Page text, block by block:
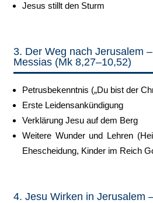
Jesus stillt den Sturm
3. Der Weg nach Jerusalem
Messias (Mk 8,27–10,52)
Petrusbekenntnis („Du bist der
Erste Leidensankündigung
Verklärung Jesu auf dem Berg
Weitere Wunder und Lehren
Ehescheidung, Kinder im Reich
4. Jesu Wirken in Jerusalem